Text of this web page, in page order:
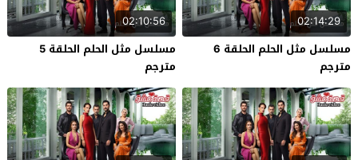
02:14:29
مسلسل مثل الحلم الحلقة 6
مترجم
02:10:56
مسلسل مثل الحلم الحلقة 5
مترجم